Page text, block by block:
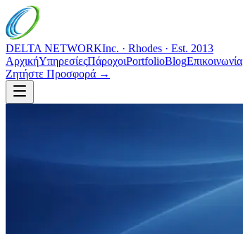
DELTA NETWORKInc. · Rhodes · Est. 2013
ΑρχικήΥπηρεσίεςΠάροχοιPortfolioBlogΕπικοινωνία
Ζητήστε Προσφορά →